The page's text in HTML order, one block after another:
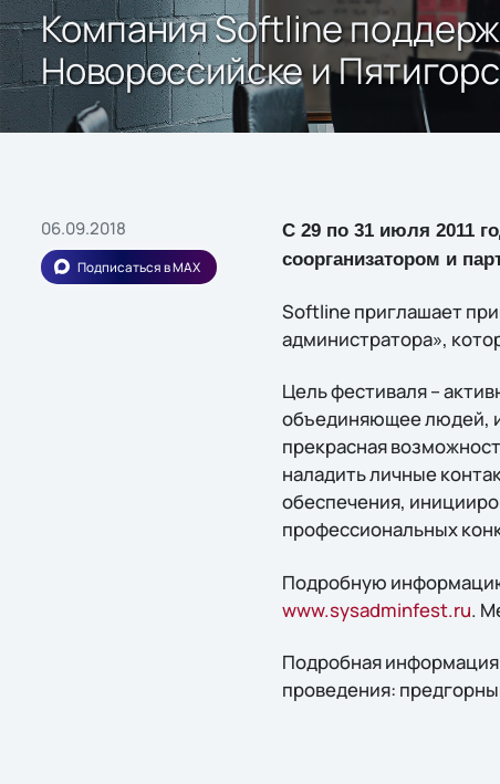
Компания Softline
Новороссийске и
06.09.2018
Подписаться в MAX
С 29 по 31 июля 2011
соорганизатором и
Softline приглашает
администратора»,
Цель фестиваля –
объединяющее людей,
прекрасная
наладить личные
обеспечения,
профессиональных
Подробную
www.sysadminfest.ru.
Подробная информация
проведения: